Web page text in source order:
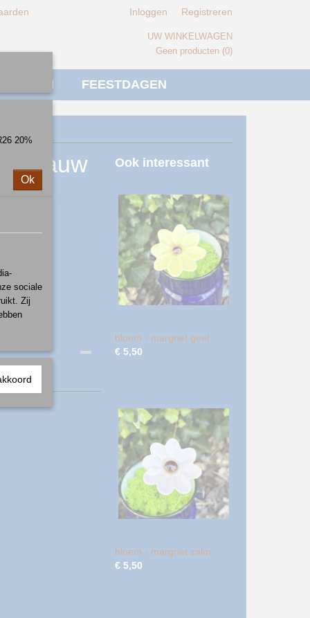
Inloggen Registreren
UW WINKELWAGEN
Geen producten (0)
FEESTDAGEN
Ook interessant
bloem - margriet geel
€ 5,50
bloem - margriet zalm
€ 5,50
20%
Ok
sociale
Zij